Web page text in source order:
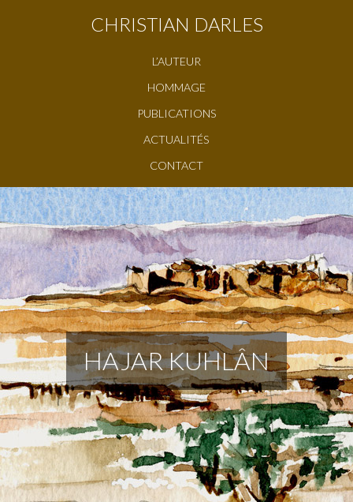
CHRISTIAN DARLES
L’AUTEUR
HOMMAGE
PUBLICATIONS
ACTUALITÉS
CONTACT
HAJAR KUHLÂN